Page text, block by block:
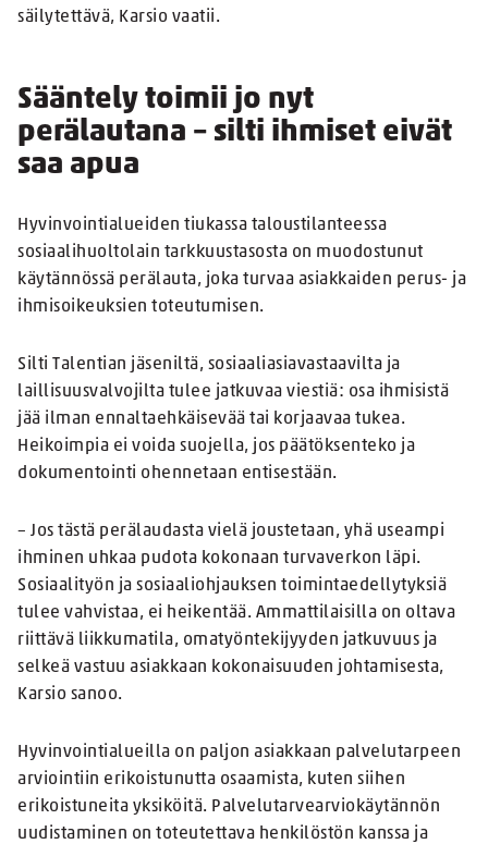
säilytettävä, Karsio vaatii.
Sääntely toimii jo nyt
perälautana – silti ihmiset eivät
saa apua
Hyvinvointialueiden tiukassa taloustilanteessa
sosiaalihuoltolain tarkkuustasosta on muodostunut
käytännössä perälauta, joka turvaa asiakkaiden perus- ja
ihmisoikeuksien toteutumisen.
Silti Talentian jäseniltä, sosiaaliasiavastaavilta ja
laillisuusvalvojilta tulee jatkuvaa viestiä: osa ihmisistä
jää ilman ennaltaehkäisevää tai korjaavaa tukea.
Heikoimpia ei voida suojella, jos päätöksenteko ja
dokumentointi ohennetaan entisestään.
– Jos tästä perälaudasta vielä joustetaan, yhä useampi
ihminen uhkaa pudota kokonaan turvaverkon läpi.
Sosiaalityön ja sosiaaliohjauksen toimintaedellytyksiä
tulee vahvistaa, ei heikentää. Ammattilaisilla on oltava
riittävä liikkumatila, omatyöntekijyyden jatkuvuus ja
selkeä vastuu asiakkaan kokonaisuuden johtamisesta,
Karsio sanoo.
Hyvinvointialueilla on paljon asiakkaan palvelutarpeen
arviointiin erikoistunutta osaamista, kuten siihen
erikoistuneita yksiköitä. Palvelutarvearviokäytännön
uudistaminen on toteutettava henkilöstön kanssa ja